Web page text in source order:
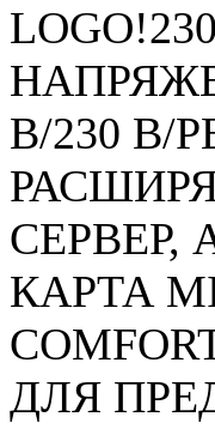
В/230 В/
КАРТА
ДЛЯ